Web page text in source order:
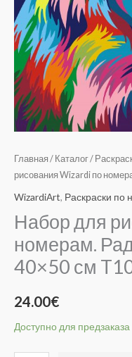
Главная / Каталог/
рисования Wizardi по
WizardiArt, Раскраски по
Набор для
номерам.
40×50 см
24.00€
Доступно для предзаказа
T105